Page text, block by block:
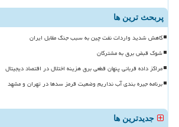
پربحث ترین ها
کاهش شدید واردات نفت چین به سبب جنگ مقابل ایران
شوک قبض برق به مشترکان
مراکز داده قربانی پنهان قطعی برق هزینه اختلال در اقتصاد دیجیتال
برنامه جیره بندی آب نداریم وضعیت قرمز سدها در تهران و مشهد
جدیدترین ها